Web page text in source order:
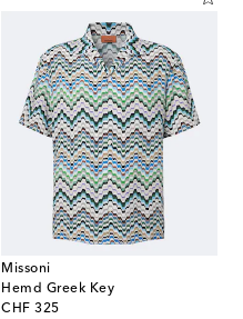
Missoni
Hemd Greek Key
CHF 325
original price